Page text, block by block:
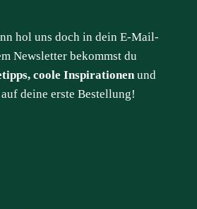
hol uns doch in dein E-Mail-
Newsletter bekommst du
coole Inspirationenund
auf deine erste Bestellung!